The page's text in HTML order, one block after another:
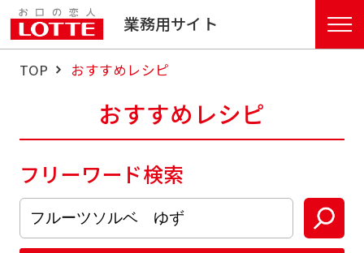
業務用サイト
TOP おすすめレシピ
おすすめレシピ
フリーワード検索